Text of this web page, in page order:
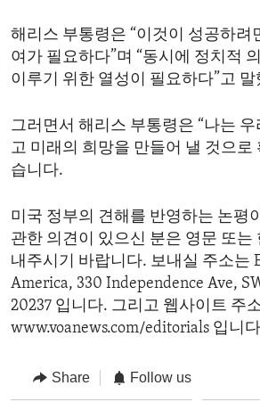
해리스 부통령은 “이것이 성공하려
여가 필요하다”며 “동시에 정치적
이루기 위한 열성이 필요하다”고
그러면서 해리스 부통령은 “나는
고 미래의 희망을 만들어 낼 것으로
습니다.
미국 정부의 견해를 반영하는 논평
관한 의견이 있으신 분은 영문 또는
내주시기 바랍니다. 보내실 주소는
America, 330 Independence Ave,
20237 입니다. 그리고 웹사이트 주
www.voanews.com/editorials 입니
Share Follow us